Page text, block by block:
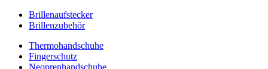
Brillenaufstecker
Brillenzubehör
Thermohandschuhe
Fingerschutz
Neoprenhandschuhe